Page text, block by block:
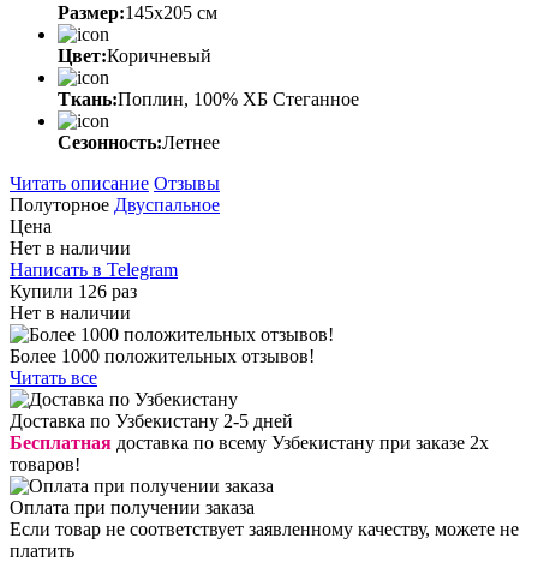
Размер:145х205 см
Цвет:Коричневый
Ткань:Поплин, 100% ХБ Стеганное
Сезонность:Летнее
Читать описание Отзывы
Полуторное Двуспальное
Цена
Нет в наличии
Написать в Telegram
Купили 126 раз
Нет в наличии
Более 1000 положительных отзывов!
Читать все
Доставка по Узбекистану 2-5 дней
Бесплатная доставка по всему Узбекистану при заказе 2х
товаров!
Оплата при получении заказа
Если товар не соответствует заявленному качеству, можете не
платить